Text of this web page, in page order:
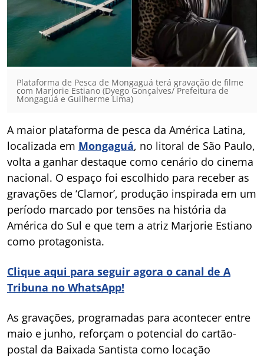
Plataforma de Pesca de Mongaguá terá gravação de filme
com Marjorie Estiano (Dyego Gonçalves/ Prefeitura de
Mongaguá e Guilherme Lima)
A maior plataforma de pesca da América Latina,
localizada em Mongaguá, no litoral de São Paulo,
volta a ganhar destaque como cenário do cinema
nacional. O espaço foi escolhido para receber as
gravações de ‘Clamor’, produção inspirada em um
período marcado por tensões na história da
América do Sul e que tem a atriz Marjorie Estiano
como protagonista.
Clique aqui para seguir agora o canal de A
Tribuna no WhatsApp!
As gravações, programadas para acontecer entre
maio e junho, reforçam o potencial do cartão-
postal da Baixada Santista como locação